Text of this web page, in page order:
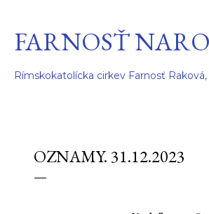
FARNOSŤ
Rímskokatolícka cirkev Farnosť Raková,
OZNAMY. 31.12.2023